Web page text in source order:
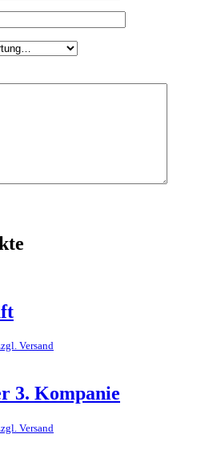
Versand
3. Kompanie
Versand